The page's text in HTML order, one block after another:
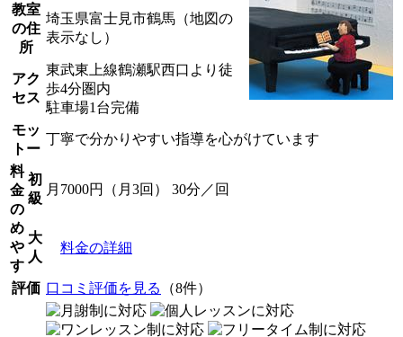
教室
の住
所
埼玉県富士見市鶴馬（地図の
表示なし）
アク
セス
東武東上線鶴瀬駅西口より徒
歩4分圏内
駐車場1台完備
モッ
トー
丁寧で分かりやすい指導を心がけています
料
金
の
め
や
す
初
級
月7000円（月3回） 30分／回
大
人
料金の詳細
評価 口コミ評価を見る （8件）